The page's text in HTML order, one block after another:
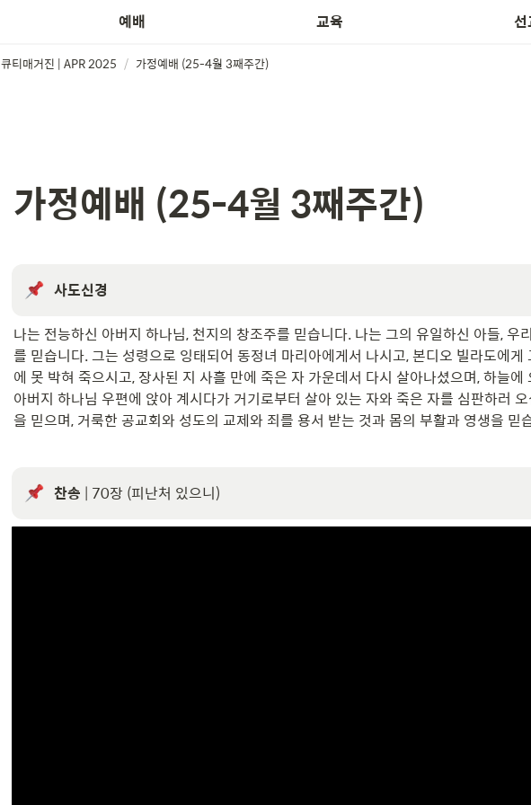
예배 교육 선
큐티매거진 | APR 2025 / 가정예배 (25-4월 3째주간)
가정예배 (25-4월 3째주간)
사도신경
나는 전능하신 아버지 하나님, 천지의 창조주를 믿습니다. 나는 그의 유일하신 아들, 우
를 믿습니다. 그는 성령으로 잉태되어 동정녀 마리아에게서 나시고, 본디오 빌라도에게
에 못 박혀 죽으시고, 장사된 지 사흘 만에 죽은 자 가운데서 다시 살아나셨으며, 하늘에
아버지 하나님 우편에 앉아 계시다가 거기로부터 살아 있는 자와 죽은 자를 심판하러
을 믿으며, 거룩한 공교회와 성도의 교제와 죄를 용서 받는 것과 몸의 부활과 영생을 믿
찬송 | 70장 (피난처 있으니)